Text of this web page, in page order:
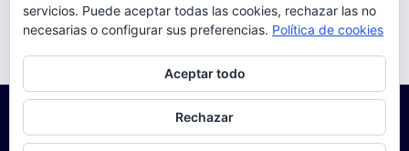
torrent al dia Ago 7, 2026
servicios. Puede aceptar todas las cookies, rechazar las no
necesarias o configurar sus preferencias. Política de cookies
Aceptar todo
Rechazar
Para obtener más información, incluido cómo gestionar las cookies,